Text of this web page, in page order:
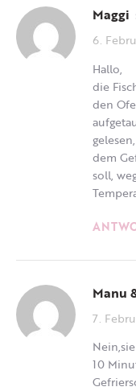
Maggi
6.
Hallo,
die
den
dem
soll,
7.
10